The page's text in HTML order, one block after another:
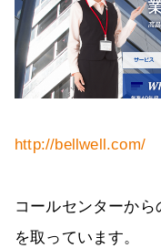
http://bellwell.com/
コールセンターから
を取っています。